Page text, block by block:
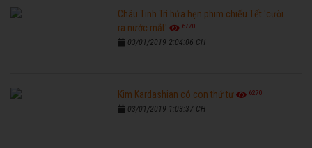
Châu Tinh Trì hứa hẹn phim chiếu Tết 'cười
ra nước mắt'
6770
03/01/2019 2:04:06 CH
Kim Kardashian có con thứ tư 6270
03/01/2019 1:03:37 CH